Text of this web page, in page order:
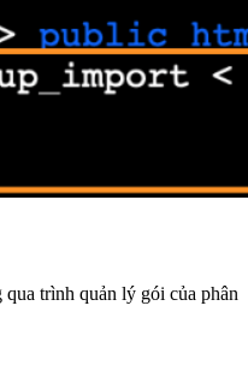
trình quản lý gói của phân